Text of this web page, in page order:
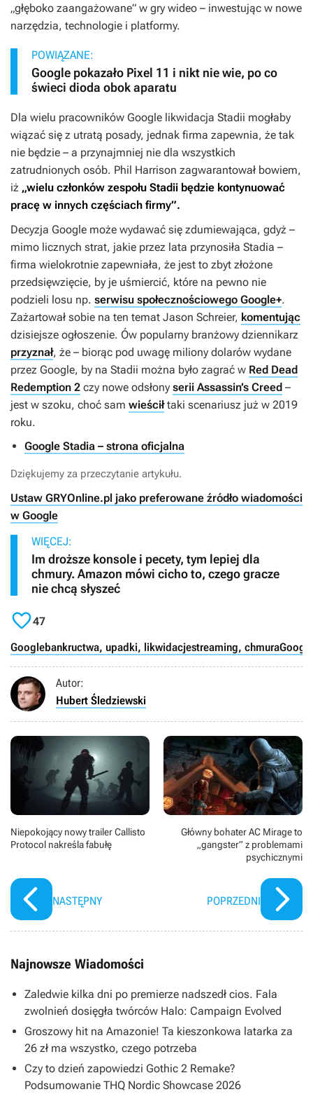
„głęboko zaangażowane” w gry wideo – inwestując w nowe
narzędzia, technologie i platformy.
POWIĄZANE:
Google pokazało Pixel 11 i nikt nie wie, po co
świeci dioda obok aparatu
Dla wielu pracowników Google likwidacja Stadii mogłaby
wiązać się z utratą posady, jednak firma zapewnia, że tak
nie będzie – a przynajmniej nie dla wszystkich
zatrudnionych osób. Phil Harrison zagwarantował bowiem,
iż „wielu członków zespołu Stadii będzie kontynuować
pracę w innych częściach firmy”.
Decyzja Google może wydawać się zdumiewająca, gdyż –
mimo licznych strat, jakie przez lata przynosiła Stadia –
firma wielokrotnie zapewniała, że jest to zbyt złożone
przedsięwzięcie, by je uśmiercić, które na pewno nie
podzieli losu np. serwisu społecznościowego Google+.
Zażartował sobie na ten temat Jason Schreier, komentując
dzisiejsze ogłoszenie. Ów popularny branżowy dziennikarz
przyznał, że – biorąc pod uwagę miliony dolarów wydane
przez Google, by na Stadii można było zagrać w Red Dead
Redemption 2 czy nowe odsłony serii Assassin’s Creed –
jest w szoku, choć sam wieściłtaki scenariusz już w 2019
roku.
Google Stadia – strona oficjalna
Dziękujemy za przeczytanie artykułu.
Ustaw GRYOnline.pl jako preferowane źródło wiadomości
w Google
WIĘCEJ:
Im droższe konsole i pecety, tym lepiej dla
chmury. Amazon mówi cicho to, czego gracze
nie chcą słyszeć
47
Googlebankructwa, upadki, likwidacjestreaming, chmura
Autor:
Hubert Śledziewski
Niepokojący nowy trailer Callisto
Protocol nakreśla fabułę
NASTĘPNY
Główny bohater AC Mirage to
„gangster” z problemami
psychicznymi
POPRZEDNI
Najnowsze Wiadomości
Zaledwie kilka dni po premierze nadszedł cios. Fala
zwolnień dosięgła twórców Halo: Campaign Evolved
Groszowy hit na Amazonie! Ta kieszonkowa latarka za
26 zł ma wszystko, czego potrzeba
Czy to dzień zapowiedzi Gothic 2 Remake?
Podsumowanie THQ Nordic Showcase 2026